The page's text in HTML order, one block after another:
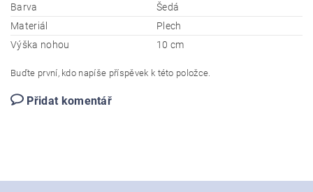
Barva
Šedá
Materiál
Plech
Výška nohou
10 cm
Buďte první, kdo napíše příspěvek k této položce.
Přidat komentář